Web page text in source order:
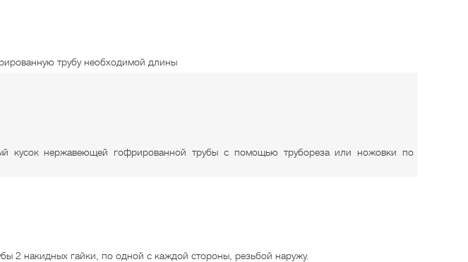
трубу необходимой длины
кусок нержавеющей гофрированной трубы с помощью трубореза или ножовки по
2 накидных гайки, по одной с каждой стороны, резьбой наружу.